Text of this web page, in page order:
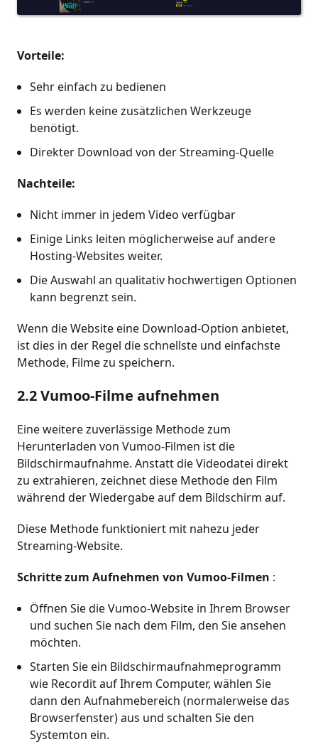
Vorteile:
Sehr einfach zu bedienen
Es werden keine zusätzlichen Werkzeuge
benötigt.
Direkter Download von der Streaming-Quelle
Nachteile:
Nicht immer in jedem Video verfügbar
Einige Links leiten möglicherweise auf andere
Hosting-Websites weiter.
Die Auswahl an qualitativ hochwertigen Optionen
kann begrenzt sein.
Wenn die Website eine Download-Option anbietet,
ist dies in der Regel die schnellste und einfachste
Methode, Filme zu speichern.
2.2 Vumoo-Filme aufnehmen
Eine weitere zuverlässige Methode zum
Herunterladen von Vumoo-Filmen ist die
Bildschirmaufnahme. Anstatt die Videodatei direkt
zu extrahieren, zeichnet diese Methode den Film
während der Wiedergabe auf dem Bildschirm auf.
Diese Methode funktioniert mit nahezu jeder
Streaming-Website.
Schritte zum Aufnehmen von Vumoo-Filmen :
Öffnen Sie die Vumoo-Website in Ihrem Browser
und suchen Sie nach dem Film, den Sie ansehen
möchten.
Starten Sie ein Bildschirmaufnahmeprogramm
wie Recordit auf Ihrem Computer, wählen Sie
dann den Aufnahmebereich (normalerweise das
Browserfenster) aus und schalten Sie den
Systemton ein.